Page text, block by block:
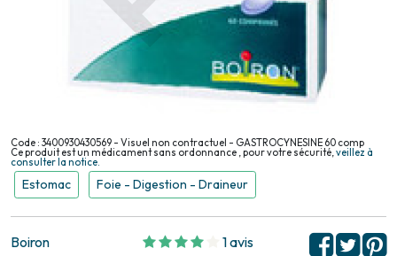
Code : 3400930430569 - Visuel non contractuel - GASTROCYNESINE 60 comp
Ce produit est un médicament sans ordonnance , pour votre sécurité,veillez à
consulter la notice.
Estomac Foie - Digestion - Draineur
Boiron 1 avis